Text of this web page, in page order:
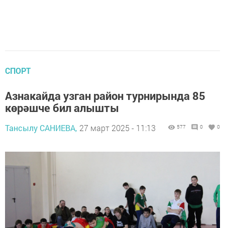
СПОРТ
Азнакайда узган район турнирында 85
көрәшче бил алышты
Тансылу САНИЕВА, 27 март 2025 - 11:13 577 0 0